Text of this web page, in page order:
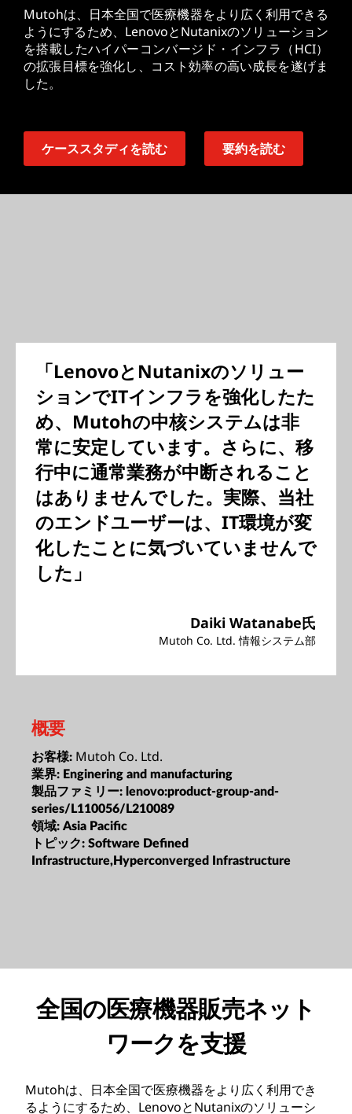
Mutohは、日本全国で医療機器をより広く利用できる
ようにするため、LenovoとNutanixのソリューション
を搭載したハイパーコンバージド・インフラ（HCI）
の拡張目標を強化し、コスト効率の高い成長を遂げま
した。
ケーススタディを読む 要約を読む
「LenovoとNutanixのソリュー
ションでITインフラを強化したた
め、Mutohの中核システムは非
常に安定しています。さらに、移
行中に通常業務が中断されること
はありませんでした。実際、当社
のエンドユーザーは、IT環境が変
化したことに気づいていませんで
した」
Daiki Watanabe氏
Mutoh Co. Ltd. 情報システム部
概要
お客様: Mutoh Co. Ltd.
業界: Enginering and manufacturing
製品ファミリー: lenovo:product-group-and-
series/L110056/L210089
領域: Asia Pacific
トピック: Software Defined
Infrastructure,Hyperconverged Infrastructure
全国の医療機器販売ネット
ワークを支援
Mutohは、日本全国で医療機器をより広く利用でき
るようにするため、LenovoとNutanixのソリューシ